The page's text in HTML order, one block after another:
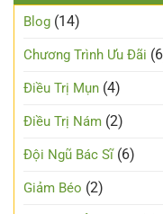
Blog (14)
Chương Trình Ưu Đãi
Điều Trị Mụn (4)
Điều Trị Nám (2)
Đội Ngũ Bác Sĩ(6)
Giảm Béo (2)